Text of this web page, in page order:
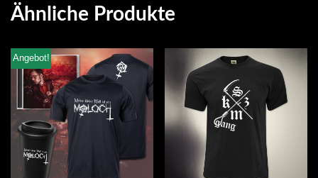
Ähnliche Produkte
Angebot!